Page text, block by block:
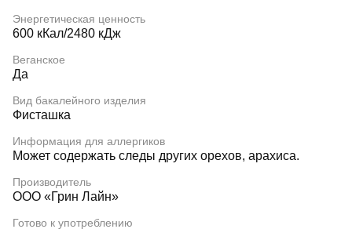
Энергетическая ценность
600 кКал/2480 кДж
Веганское
Да
Вид бакалейного изделия
Фисташка
Информация для аллергиков
Может содержать следы других орехов, арахиса.
Производитель
ООО «Грин Лайн»
Готово к употреблению